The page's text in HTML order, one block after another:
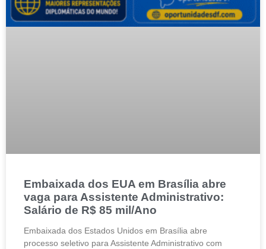
Embaixada dos EUA em Brasília abre
vaga para Assistente Administrativo:
Salário de R$ 85 mil/Ano
Embaixada dos Estados Unidos em Brasília abre
processo seletivo para Assistente Administrativo com